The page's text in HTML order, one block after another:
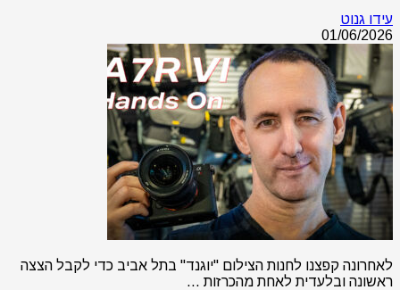
עידו גנוט
01/06/2026
לאחרונה קפצנו לחנות הצילום "יוגנד" בתל אביב כדי לקבל הצצה
ראשונה ובלעדית לאחת מהכרזות …